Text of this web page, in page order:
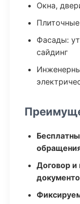
Окна,
Фасады:
сайдинг
Договор